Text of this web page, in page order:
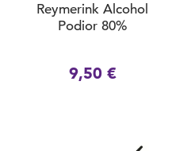
Reymerink Alcohol
Podior 80%
9,50 €